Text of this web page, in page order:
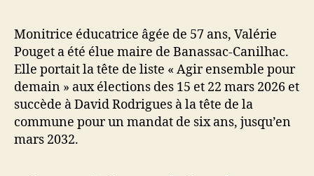
Monitrice éducatrice âgée de 57 ans, Valérie
Pouget a été élue maire de Banassac-Canilhac.
Elle portait la tête de liste « Agir ensemble pour
demain » aux élections des 15 et 22 mars 2026 et
succède à David Rodrigues à la tête de la
commune pour un mandat de six ans, jusqu’en
mars 2032.